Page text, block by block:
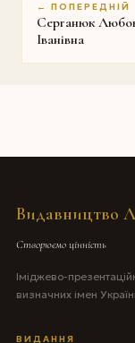
← ПОПЕРЕДНІЙ
Серганюк
Іванівна
Видавництво
Створюємо цінність
Іміджево-
визначних імен
ВИДАННЯ